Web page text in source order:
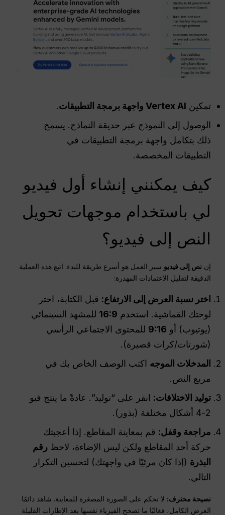
تمكين Vertex AI واجهة برمجة التطبيقات.
الوصول إلى النموذج عبر حديقة النماذج. يسمح
ذلك بتكامل واجهة برمجة التطبيقات في
التطبيقات المخصصة.
كيف يمكنني إنشاء أول فيديو
لي باستخدام موجهات تحويل
النص إلى فيديو؟
إن نص إلى فيديو سير العمل هو أسرع طريقة للبدء. اتبع هذه العملية
الدقيقة لتقليل الاعتمادات المهدرة:
اختر نسبة العرض إلى الارتفاع: قبل الكتابة، اختر
لوحتك القماشية. استخدم 16:9 للمشهد السينمائي
(يوتيوب) أو 9:16 للمحتوى الاجتماعي الرأسي
(شورتات/كرات قصيرة).
المدخلات الموجه اكتب الوصف الخاص بك في
مربع النص.
توليد الاختلافات: انقر على “توليد”. عادةً ما ينتج فيو
2-4 أشكال مختلفة (بذور).
مراجعة وقفل: قم بمعاينة المقاطع. إذا أعجبتك
حركة أحد المقاطع ولكن ليس الإضاءة، لاحظرقم
البذرة (إذا كان مرئيًا في واجهتك) لتحسين التكرار
التالي.
نصيحة محترف: لا تحكم على الصورة المصغرة للمعاينة. شاهد دائمًا
العرض الكامل، فغالبًا ما تصحح الفيزياء نفسها بعد الإطارات القليلة